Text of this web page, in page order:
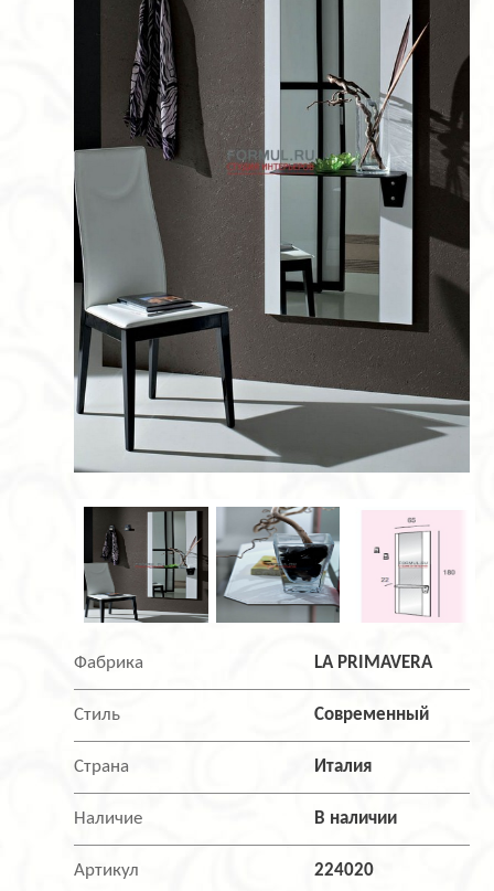
Фабрика LA PRIMAVERA
Стиль Современный
Страна Италия
Наличие В наличии
Артикул 224020